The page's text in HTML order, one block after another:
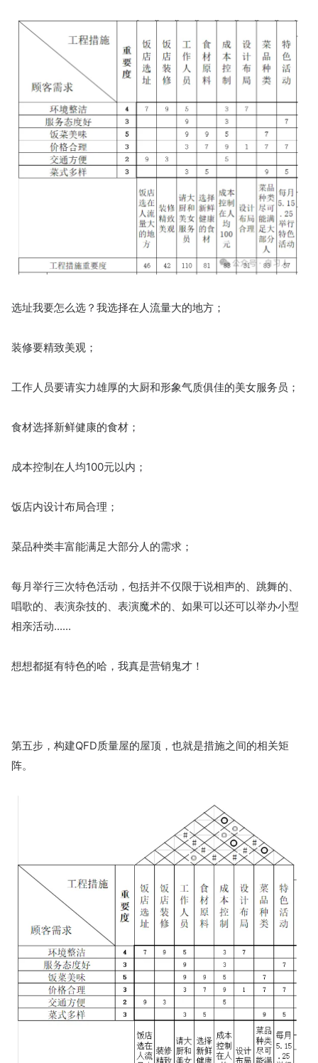
选址我要怎么选？我选择在人流量大的地方；
装修要精致美观；
工作人员要请实力雄厚的大厨和形象气质俱佳的美女服务员；
食材选择新鲜健康的食材；
成本控制在人均100元以内；
饭店内设计布局合理；
菜品种类丰富能满足大部分人的需求；
每月举行三次特色活动，包括并不仅限于说相声的、跳舞的、
唱歌的、表演杂技的、表演魔术的、如果可以还可以举办小型
相亲活动......
想想都挺有特色的哈，我真是营销鬼才！
第五步，构建QFD质量屋的屋顶，也就是措施之间的相关矩
阵。